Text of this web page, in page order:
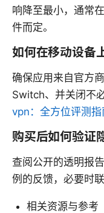
响降至最小，通常
件而定。
如何在移动设备
确保应用来自官方
Switch、并关闭不
vpn：全方位评测
购买后如何验证
查阅公开的透明报
例的反馈，必要时
相关资源与参考